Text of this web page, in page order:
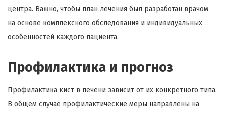
центра. Важно, чтобы план лечения был разработан врачом
на основе комплексного обследования и индивидуальных
особенностей каждого пациента.
Профилактика и прогноз
Профилактика кист в печени зависит от их конкретного типа.
В общем случае профилактические меры направлены на